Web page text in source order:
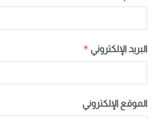
البريد الإلكتروني *
الموقع الإلكتروني